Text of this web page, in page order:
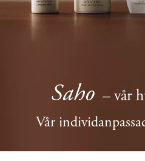
Saho – vår
Vår